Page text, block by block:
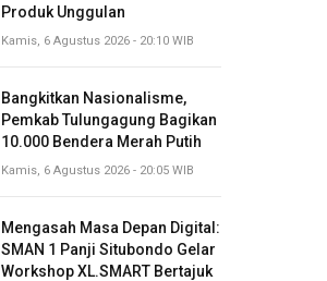
Produk Unggulan
Kamis, 6 Agustus 2026 - 20:10 WIB
Bangkitkan Nasionalisme,
Pemkab Tulungagung Bagikan
10.000 Bendera Merah Putih
Kamis, 6 Agustus 2026 - 20:05 WIB
Mengasah Masa Depan Digital:
SMAN 1 Panji Situbondo Gelar
Workshop XL.SMART Bertajuk